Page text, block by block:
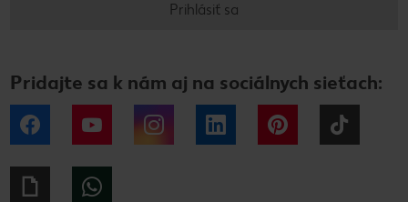
Prihlásiť sa
Pridajte sa k nám aj na sociálnych sieťach:
Facebook YouTube Instagram LinkedIn Pinterest
Giphy